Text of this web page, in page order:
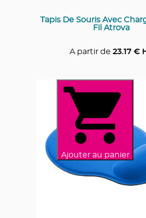
Tapis De Souris Avec
Fil Atrova
A partir de 23.17€
Ajouter au panier